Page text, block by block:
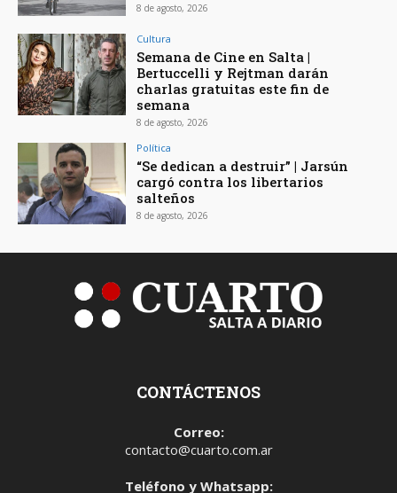
8 de agosto, 2026
Cultura
Semana de Cine en Salta |
Bertuccelli y Rejtman darán
charlas gratuitas este fin de
semana
8 de agosto, 2026
Política
“Se dedican a destruir” | Jarsún
cargó contra los libertarios
salteños
8 de agosto, 2026
CONTÁCTENOS
Correo:
contacto@cuarto.com.ar
Teléfono y Whatsapp: